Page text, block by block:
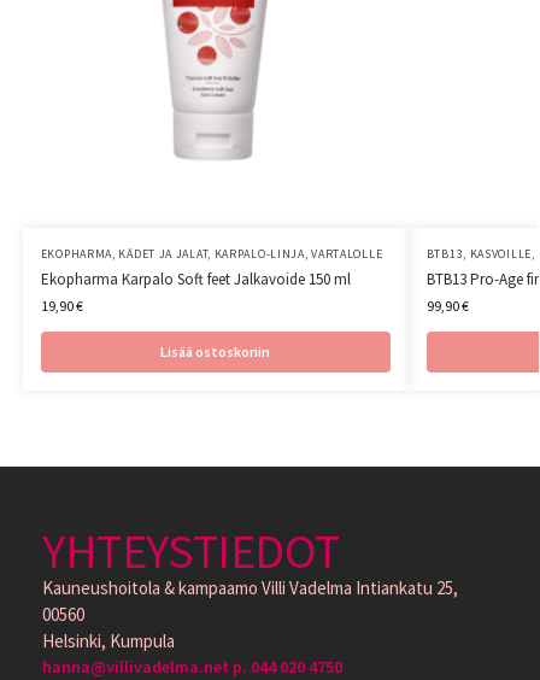
EKOPHARMA KÄDET JA JALAT, KARPALO-LINJA ,VARTALOLLE
Ekopharma Karpalo Soft feet Jalkavoide 150 ml
19,90€
Lisää ostoskoriin
BTB13 KASVOILLE
BTB13 Pro-Age
99,90€
YHTEYSTIEDOT
Kauneushoitola & kampaamo Villi Vadelma Intiankatu 25,
00560
Helsinki, Kumpula
hanna@villivadelma.net p. 044 020 4750